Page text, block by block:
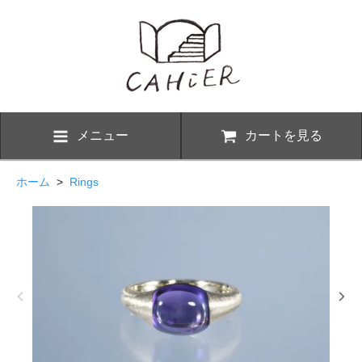
メニュー カートを見る
ホーム > Rings